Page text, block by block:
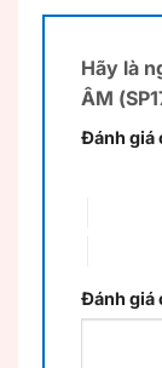
Hãy là
ÂM
Đánh giá
Đánh giá